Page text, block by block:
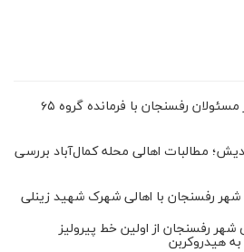
به مناسبت روز پاسدار؛ دیدار مسئولان رفسنجان با فرمانده گروه ۶۵
مطالبات اهالی محله کمال‌آباد بررسی
شهر رفسنجان با اهالی شهرک شهید زینلی
شهر رفسنجان از اولین خط پیرولیز
به هیدروکربن